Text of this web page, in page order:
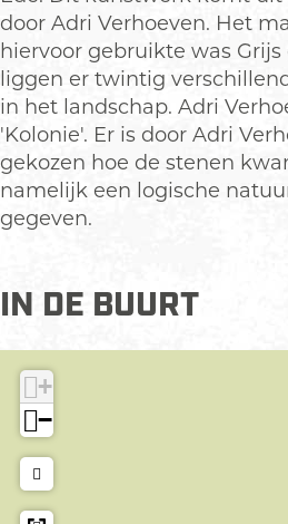
n
i
e
l
o
n
i
e
door Adri Verhoeven. Het
hiervoor gebruikte was Grijs
liggen er twintig
in het landschap. Adri
'Kolonie'. Er is door Adri
gekozen hoe de stenen
namelijk een logische
gegeven.
IN DE BUURT
+
−